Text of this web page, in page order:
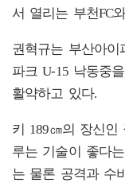
서 열리는 부천FC
권혁규는 부산아이
파크 U-15 낙동중
활약하고 있다.
키 189㎝의 장신
루는 기술이 좋다
는 물론 공격과 수